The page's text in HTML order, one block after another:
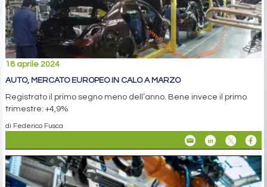
18 aprile 2024
AUTO, MERCATO EUROPEO IN CALO A MARZO
Registrato il primo segno meno dell’anno. Bene invece il primo
trimestre: +4,9%
di Federico Fusca